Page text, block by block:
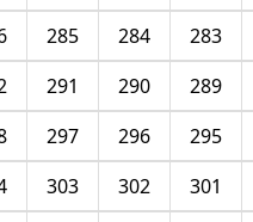
283
284
285
289
290
291
295
296
297
301
302
303